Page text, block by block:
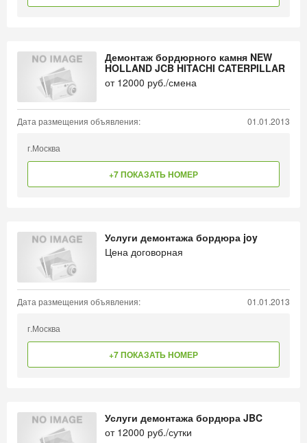
Демонтаж бордюрного камня NEW
HOLLAND JCB HITACHI CATERPILLAR
от 12000 руб./смена
Дата размещения объявления: 01.01.2013
г.Москва
+7 ПОКАЗАТЬ НОМЕР
Услуги демонтажа бордюра joy
Цена договорная
Дата размещения объявления: 01.01.2013
г.Москва
+7 ПОКАЗАТЬ НОМЕР
Услуги демонтажа бордюра JBC
от 12000 руб./сутки